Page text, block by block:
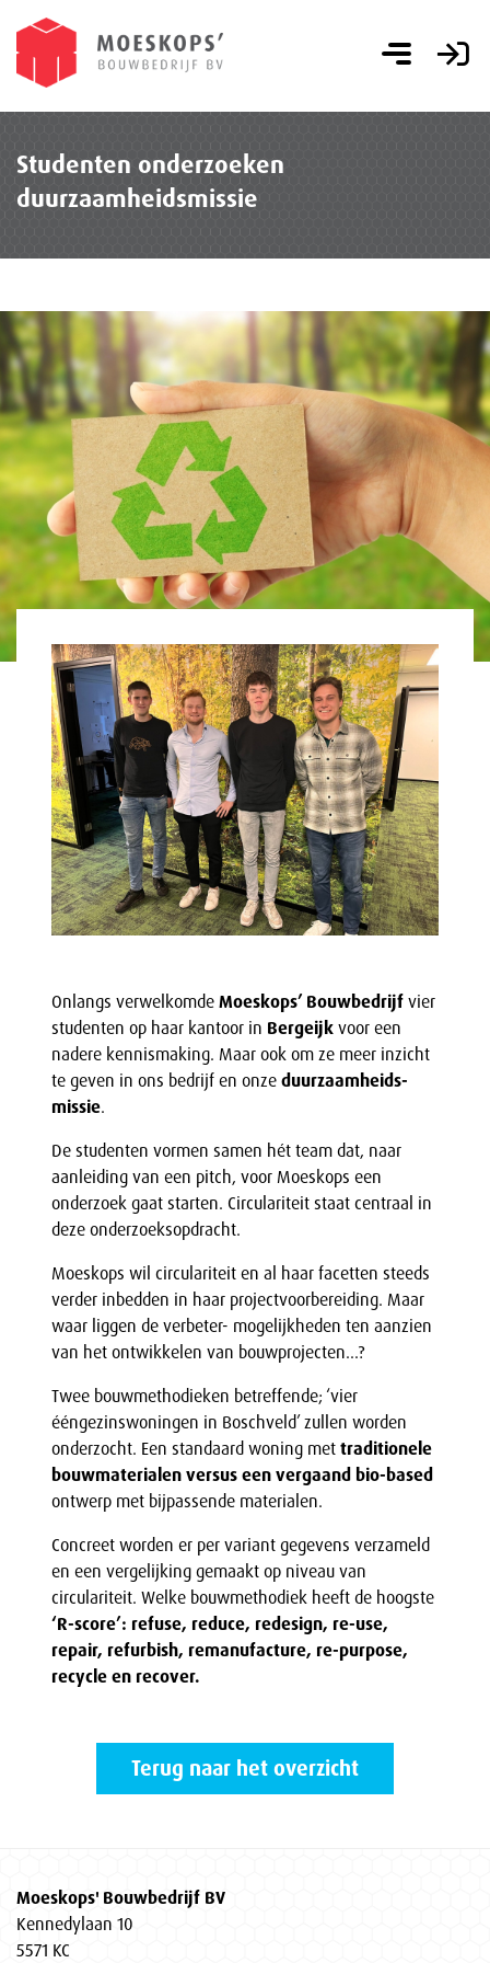
Studenten onderzoeken
duurzaamheidsmissie
Onlangs verwelkomde Moeskops’ Bouwbedrijf vier
studenten op haar kantoor in Bergeijk voor een
nadere kennismaking. Maar ook om ze meer inzicht
te geven in ons bedrijf en onze duurzaamheids-
missie.
De studenten vormen samen hét team dat, naar
aanleiding van een pitch, voor Moeskops een
onderzoek gaat starten. Circulariteit staat centraal in
deze onderzoeksopdracht.
Moeskops wil circulariteit en al haar facetten steeds
verder inbedden in haar projectvoorbereiding. Maar
waar liggen de verbeter- mogelijkheden ten aanzien
van het ontwikkelen van bouwprojecten…?
Twee bouwmethodieken betreffende; ‘vier
ééngezinswoningen in Boschveld’ zullen worden
onderzocht. Een standaard woning met traditionele
bouwmaterialen versus een vergaand bio-based
ontwerp met bijpassende materialen.
Concreet worden er per variant gegevens verzameld
en een vergelijking gemaakt op niveau van
circulariteit. Welke bouwmethodiek heeft de hoogste
‘R-score’: refuse, reduce, redesign, re-use,
repair, refurbish, remanufacture, re-purpose,
recycle en recover.
Terug naar het overzicht
Moeskops' Bouwbedrijf BV
Kennedylaan 10
5571 KC